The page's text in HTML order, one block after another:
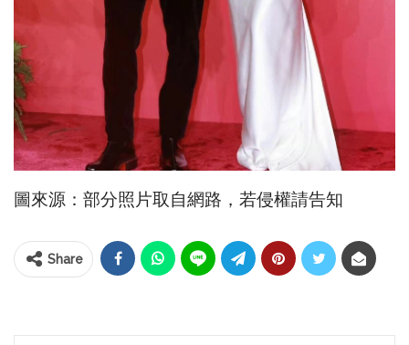
圖來源：部分照片取自網路，若侵權請告知
Share